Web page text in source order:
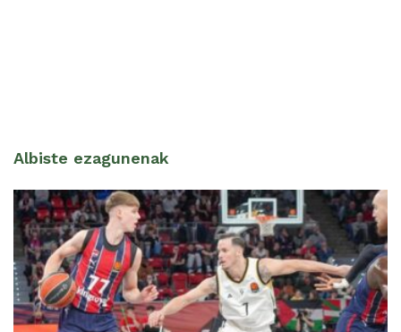
Albiste ezagunenak